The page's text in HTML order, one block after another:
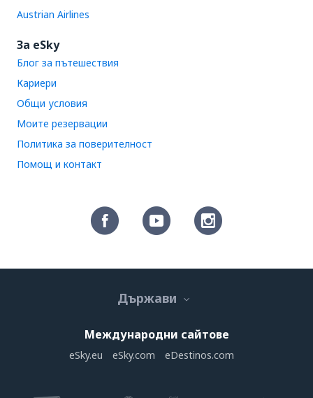
Austrian Airlines
За eSky
Блог за пътешествия
Кариери
Общи условия
Моите резервации
Политика за поверителност
Помощ и контакт
Държави
Международни сайтове
eSky.eu eSky.com eDestinos.com